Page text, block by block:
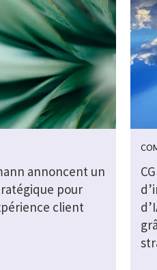
annoncent un
pour
client